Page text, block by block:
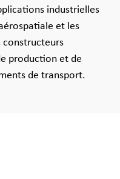
industrielles
et les
constructeurs
production et de
de transport.